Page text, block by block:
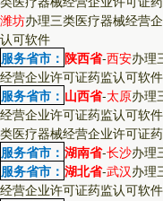
潍坊办理三类医疗器械经营
认可软件
服务省市： 陕西省-西安办理
经营企业许可证药监认可软件
服务省市： 山西省-太原办理
经营企业许可证药监认可软件
类医疗器械经营企业许可证
服务省市： 湖南省-长沙办理
服务省市： 湖北省-武汉办理
经营企业许可证药监认可软件